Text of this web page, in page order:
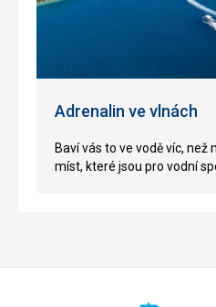
Adrenalin ve vlnách
Baví vás to ve vodě víc, než
míst, které jsou pro vodní